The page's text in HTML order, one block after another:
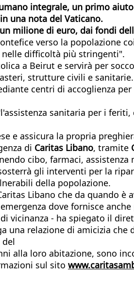
integrale, un primo
una nota del Vaticano.
milione di euro, dai fondi
verso la popolazione
nelle difficoltà più stringenti".
a Beirut e servirà per
strutture civili e
centri di accoglienza
sanitaria per i
e assicura la propria
di Caritas Libano, tramite
cibo, farmaci,
gli interventi per la
della popolazione.
Libano che da quando è
dove fornisce
vicinanza - ha spiegato il
relazione di amicizia
del
alla loro abitazione, sono
sul sito